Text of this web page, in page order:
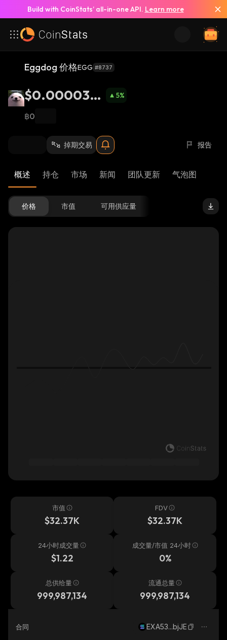
Build with CoinStats’ all-in-one API. Learn more
Eggdog 价格EGG #8737
$0.0000323
7
5%
฿0
掉期交易 报告
概述 持仓 市场 新闻 团队更新 气泡图
价格 市值 可用供应量
市值
$32.37K
FDV
$32.37K
24小时成交量
$1.22
成交量/市值 24小时
0%
总供给量
999,987,134
流通总量
999,987,134
合同 EXA53...bjJE